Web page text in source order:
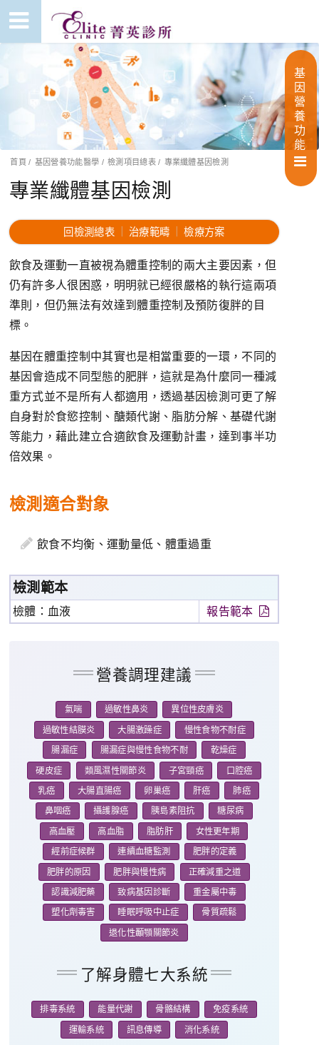
基
因
營
養
功
能
首頁 / 基因營養功能醫學 / 檢測項目總表 / 專業纖體基因檢測
專業纖體基因檢測
回檢測總表 治療範疇 檢療方案
飲食及運動一直被視為體重控制的兩大主要因素，但
仍有許多人很困惑，明明就已經很嚴格的執行這兩項
準則，但仍無法有效達到體重控制及預防復胖的目
標。
基因在體重控制中其實也是相當重要的一環，不同的
基因會造成不同型態的肥胖，這就是為什麼同一種減
重方式並不是所有人都適用，透過基因檢測可更了解
自身對於食慾控制、醣類代謝、脂肪分解、基礎代謝
等能力，藉此建立合適飲食及運動計畫，達到事半功
倍效果。
檢測適合對象
飲食不均衡、運動量低、體重過重
檢測範本
檢體：血液 報告範本
營養調理建議
氣喘 過敏性鼻炎 異位性皮膚炎
過敏性結膜炎 大腸激躁症 慢性食物不耐症
腸漏症 腸漏症與慢性食物不耐 乾燥症
硬皮症 類風濕性關節炎 子宮頸癌 口腔癌
乳癌 大腸直腸癌 卵巢癌 肝癌 肺癌
鼻咽癌 攝護腺癌 胰島素阻抗 糖尿病
高血壓 高血脂 脂肪肝 女性更年期
經前症候群 連續血糖監測 肥胖的定義
肥胖的原因 肥胖與慢性病 正確減重之道
認識減肥藥 致病基因診斷 重金屬中毒
塑化劑毒害 睡眠呼吸中止症 骨質疏鬆
退化性顳顎關節炎
了解身體七大系統
排毒系統 能量代謝 骨骼結構 免疫系統
運輸系統 訊息傳導 消化系統